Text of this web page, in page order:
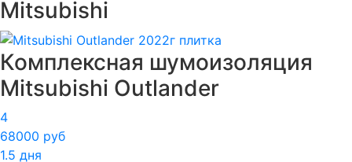
Mitsubishi
Комплексная шумоизоляция
Mitsubishi Outlander
4
68000 руб
1.5 дня